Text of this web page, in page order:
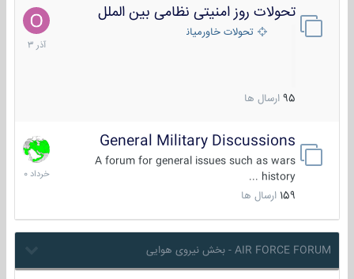
تحولات روز امنیتی نظامی بین الملل
تحولات خاورمیانه
95 ارسال ها
21
آذر
1403
General Military Discussions
A forum for general issues such as wars
history ...
159 ارسال ها
10
خرداد
1400
AIR FORCE FORUM - بخش نیروی هوایی